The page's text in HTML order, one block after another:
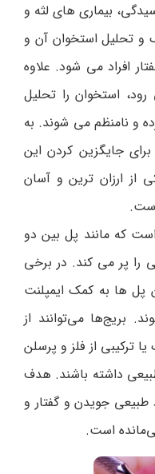
بیماری های لثه و
تحلیل استخوان آن و
افراد می شود. علاوه
استخوان را تحلیل
و نامنظم می شوند. به
جایگزین کردن این
از ارزان ترین و آسان
که مانند پل بین دو
را پر می کند. در برخی
پل ها به کمک ایمپلنت
بریج‌ها می‌توانند از
ترکیبی از فلز و پرسلن
داشته باشند. هدف
طبیعی جویدن و گفتار و
است.